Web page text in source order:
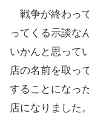
戦争が終わっ
ってくる示談な
いかんと思って
店の名前を取っ
することになっ
店になりました。